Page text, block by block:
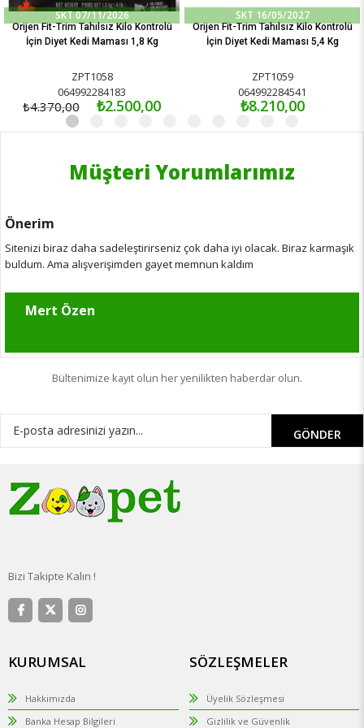
Orijen Fit-Trim Tahılsız Kilo Kontrolü
İçin Diyet Kedi Maması 1,8 Kg
ZPT1058
064992284183
₺2.500,00
₺4.370,00
SKT 07/11/2026
Orijen Fit-Trim Tahılsız Kilo Kontrolü
İçin Diyet Kedi Maması 5,4 Kg
ZPT1059
064992284541
₺8.210,00
SKT 16/05/2027
Müşteri Yorumlarımız
Önerim
Sitenizi biraz daha sadeleştirirseniz çok daha iyi olacak. Biraz karmaşık
buldum. Ama alışverişimden gayet memnun kaldım
Mert Özen
Bültenimize kayıt olun her yenilikten haberdar olun.
GÖNDER
Bizi Takipte Kalın !
KURUMSAL
Hakkımızda
Banka Hesap Bilgileri
SÖZLEŞMELER
Üyelik Sözleşmesi
Gizlilik ve Güvenlik